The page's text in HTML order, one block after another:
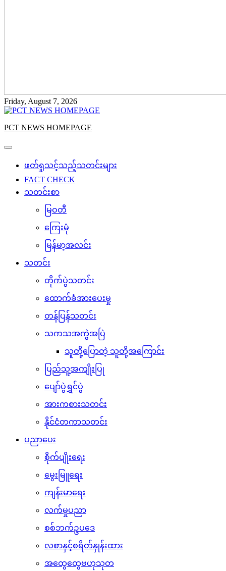
Friday, August 7, 2026
PCT NEWS HOMEPAGE
ဖတ်ရှုသင့်သည့်သတင်းများ
FACT CHECK
သတင်းစာ
မြဝတီ
ကြေးမုံ
မြန်မာ့အလင်း
သတင်း
တိုက်ပွဲသတင်း
ထောက်ခံအားပေးမှု
တန်ပြန်သတင်း
သကသအကွဲအပြဲ
သူတို့ပြောတဲ့ သူတို့အကြောင်း
ပြည်သူ့အကျိုးပြု
ပျော်ပွဲရွှင်ပွဲ
အားကစားသတင်း
နိုင်ငံတကာသတင်း
ပညာပေး
စိုက်ပျိုးရေး
မွေးမြူရေး
ကျန်းမာရေး
လက်မှုပညာ
စစ်ဘက်ဥပဒေ
လစာနှင့်စရိတ်နှုန်းထား
အထွေထွေဗဟုသုတ